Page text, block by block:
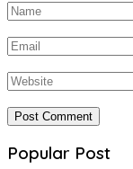
Popular Post